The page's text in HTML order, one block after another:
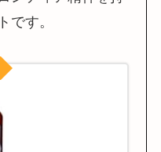
です。